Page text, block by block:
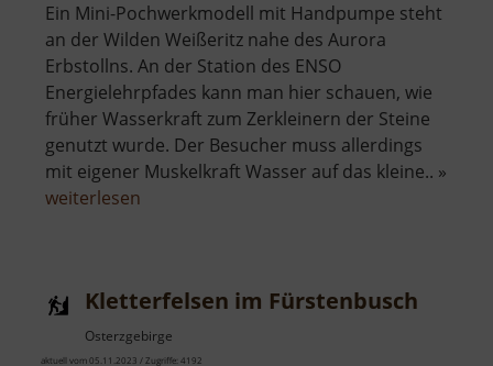
Ein Mini-Pochwerkmodell mit Handpumpe steht
an der Wilden Weißeritz nahe des Aurora
Erbstollns. An der Station des ENSO
Energielehrpfades kann man hier schauen, wie
früher Wasserkraft zum Zerkleinern der Steine
genutzt wurde. Der Besucher muss allerdings
mit eigener Muskelkraft Wasser auf das kleine.. »
weiterlesen
Kletterfelsen im Fürstenbusch
Osterzgebirge
aktuell vom 05.11.2023 / Zugriffe: 4192